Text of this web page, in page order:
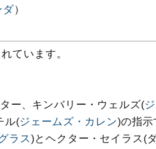
ダ）
ています。
ー、キンバリー・ウェルズ(
ル(ジェームズ・カレン)の指
ラス)とヘクター・セイラス(